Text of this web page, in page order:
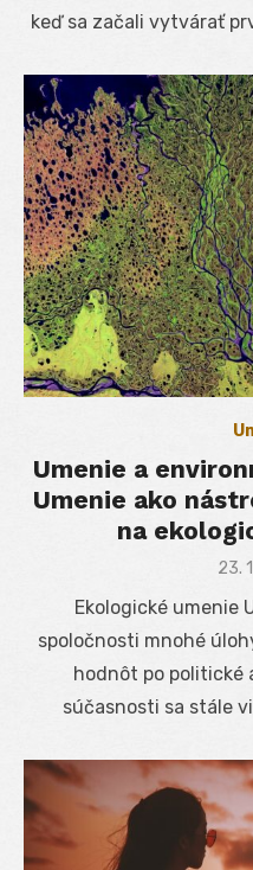
keď sa začali vytvárať
Umenie a
Umenie ako
na
23.
Ekologické umenie
spoločnosti mnohé
hodnôt po politické
súčasnosti sa stále